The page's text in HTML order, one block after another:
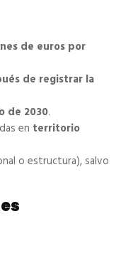
de euros por
de registrar la
de 2030.
en territorio
o estructura), salvo